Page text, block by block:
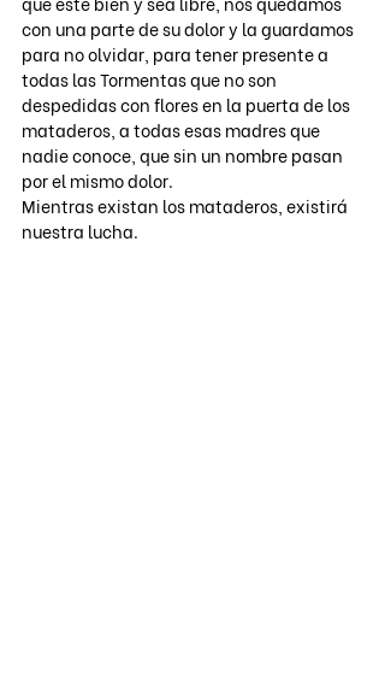
con una parte de su dolor y la guardamos
para no olvidar, para tener presente a
todas las Tormentas que no son
despedidas con flores en la puerta de los
mataderos, a todas esas madres que
nadie conoce, que sin un nombre pasan
por el mismo dolor.
Mientras existan los mataderos, existirá
nuestra lucha.